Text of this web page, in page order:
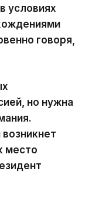
условиях
говоря,
но нужна
место